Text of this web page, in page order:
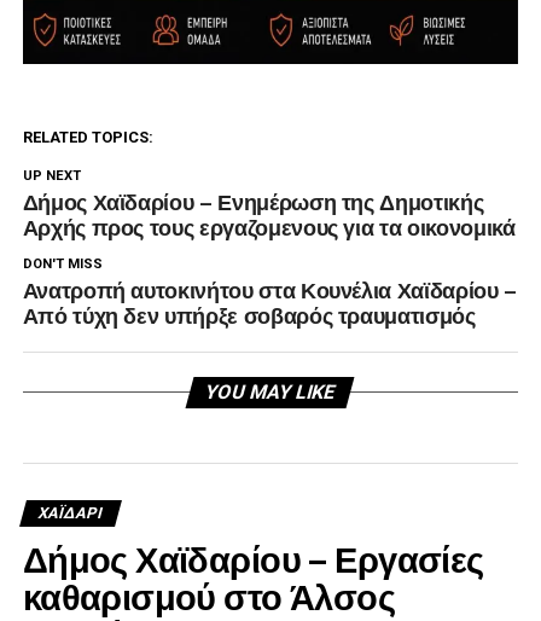
RELATED TOPICS:
UP NEXT
Δήμος Χαϊδαρίου – Ενημέρωση της Δημοτικής
Αρχής προς τους εργαζομενους για τα οικονομικά
DON'T MISS
Ανατροπή αυτοκινήτου στα Κουνέλια Χαϊδαρίου –
Από τύχη δεν υπήρξε σοβαρός τραυματισμός
YOU MAY LIKE
ΧΑΪΔΑΡΙ
Δήμος Χαϊδαρίου – Εργασίες
καθαρισμού στο Άλσος